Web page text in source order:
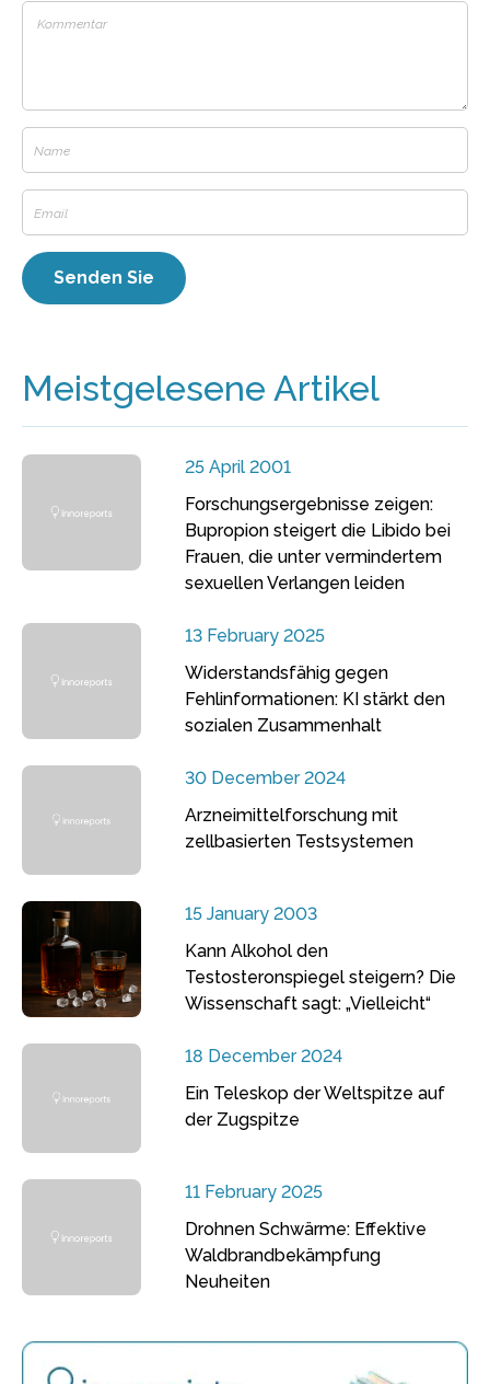
Meistgelesene Artikel
25 April 2001
Forschungsergebnisse zeigen:
Bupropion steigert die Libido bei
Frauen, die unter vermindertem
sexuellen Verlangen leiden
13 February 2025
Widerstandsfähig gegen
Fehlinformationen: KI stärkt den
sozialen Zusammenhalt
30 December 2024
Arzneimittelforschung mit
zellbasierten Testsystemen
15 January 2003
Kann Alkohol den
Testosteronspiegel steigern? Die
Wissenschaft sagt: „Vielleicht“
18 December 2024
Ein Teleskop der Weltspitze auf
der Zugspitze
11 February 2025
Drohnen Schwärme: Effektive
Waldbrandbekämpfung
Neuheiten